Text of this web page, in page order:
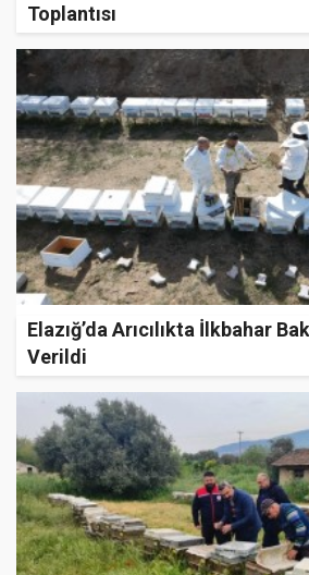
Toplantısı
Elazığ’da Arıcılıkta İlkbahar
Verildi